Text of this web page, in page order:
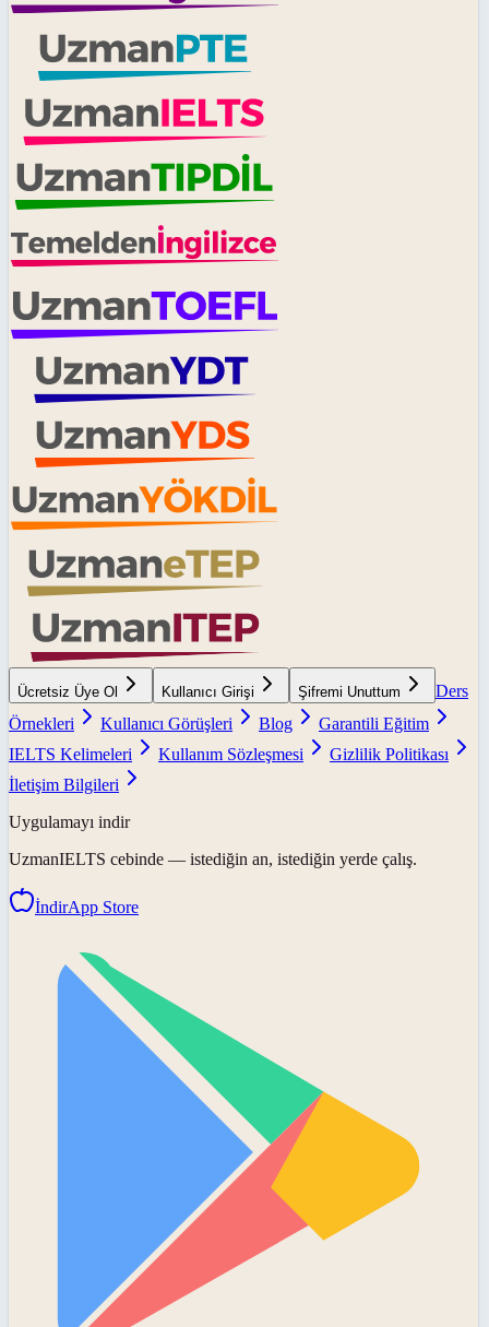
Ücretsiz Üye Ol Kullanıcı Girişi Şifremi Unuttum
Ders
Örnekleri
Kullanıcı Görüşleri Blog
Garantili Eğitim
IELTS Kelimeleri
Kullanım Sözleşmesi
Gizlilik Politikası
İletişim Bilgileri
Uygulamayı indir
UzmanIELTS cebinde — istediğin an, istediğin yerde çalış.
İndirApp Store